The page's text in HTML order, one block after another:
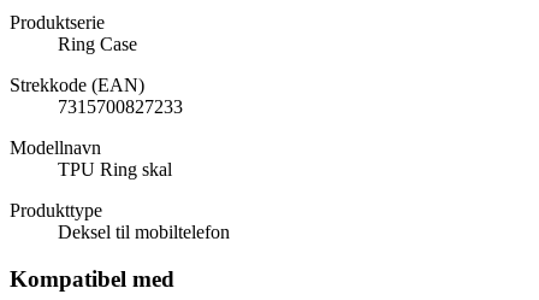
Produktserie
Ring Case
Strekkode (EAN)
7315700827233
Modellnavn
TPU Ring skal
Produkttype
Deksel til mobiltelefon
Kompatibel med